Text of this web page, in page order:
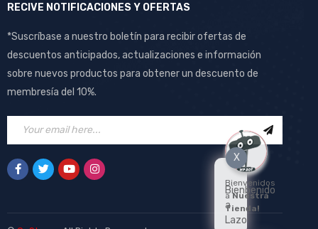
RECIVE NOTIFICACIONES Y OFERTAS
*Suscríbase a nuestro boletín para recibir ofertas de
descuentos anticipados, actualizaciones e información
sobre nuevos productos para obtener un descuento de
membresía del 10%.
X
Bienvenidos
aNuestra
Tienda!
Bienbenido
a
Lazo